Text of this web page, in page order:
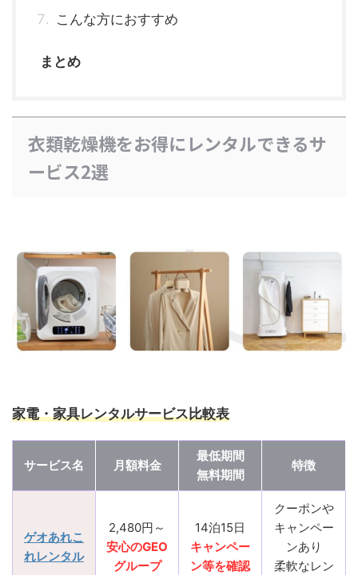
こんな方におすすめ
まとめ
衣類乾燥機をお得にレンタルできるサ
ービス2選
家電・家具レンタルサービス比較表
サービス名 月額料金
最低期間
無料期間
特徴
ゲオあれこ
れレンタル
2,480円～
安心のGEO
グループ
14泊15日
キャンペー
ン等を確認
クーポンや
キャンペー
ンあり
柔軟なレン